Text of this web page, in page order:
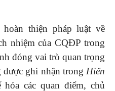
thiện pháp luật về
nhiệm của CQĐP trong
đóng vai trò quan trọng
được ghi nhận trong Hiến
hóa các quan điểm, chủ